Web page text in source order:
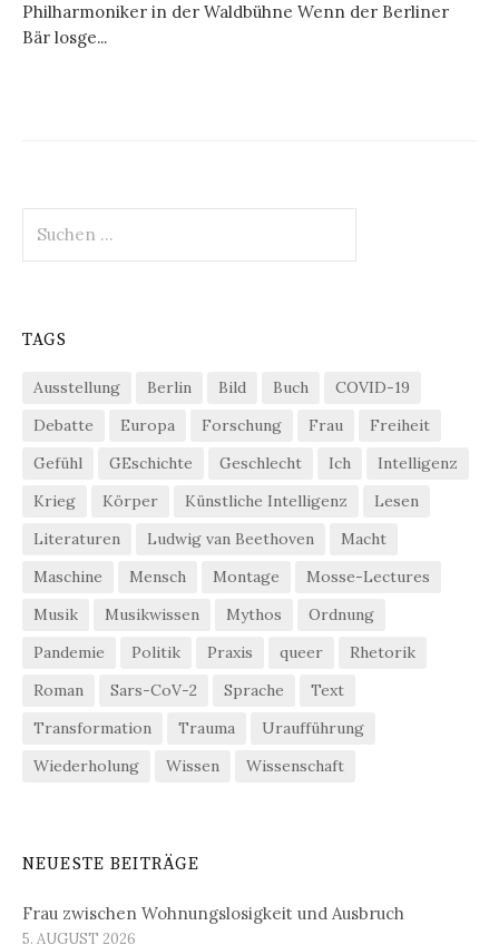
Philharmoniker in der Waldbühne Wenn der Berliner
Bär losge...
nach:
TAGS
Ausstellung Berlin Bild Buch
COVID-19
Debatte
Europa Forschung Frau
Freiheit
Gefühl
GEschichte Geschlecht Ich
Intelligenz
Krieg
Körper Künstliche Intelligenz
Lesen
Literaturen
Ludwig van Beethoven
Macht
Maschine
Mensch Montage
Mosse-Lectures
Musik
Musikwissen Mythos
Ordnung
Pandemie
Politik Praxis queer
Rhetorik
Roman
Sars-CoV-2 Sprache
Text
Transformation
Trauma
Uraufführung
Wiederholung
Wissen Wissenschaft
NEUESTE BEITRÄGE
Frau zwischen Wohnungslosigkeit und Ausbruch
5. AUGUST 2026